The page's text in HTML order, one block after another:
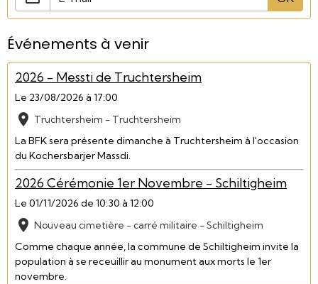
Événements à venir
2026 - Messti de Truchtersheim
Le 23/08/2026 à 17:00
Truchtersheim - Truchtersheim
La BFK sera présente dimanche à Truchtersheim à l'occasion
du Kochersbarjer Massdi.
2026 Cérémonie 1er Novembre - Schiltigheim
Le 01/11/2026 de 10:30 à 12:00
Nouveau cimetière - carré militaire - Schiltigheim
Comme chaque année, la commune de Schiltigheim invite la
population à se receuillir au monument aux morts le 1er
novembre.